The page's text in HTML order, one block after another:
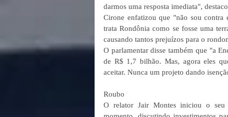
darmos uma resposta imediata",
Cirone enfatizou que "não sou contra
trata Rondônia como se fosse uma
causando tantos prejuízos para o
O parlamentar disse também que "a
de R$ 1,7 bilhão. Mas, agora eles
aceitar. Nunca um projeto dando
Roubo
O relator Jair Montes iniciou o seu